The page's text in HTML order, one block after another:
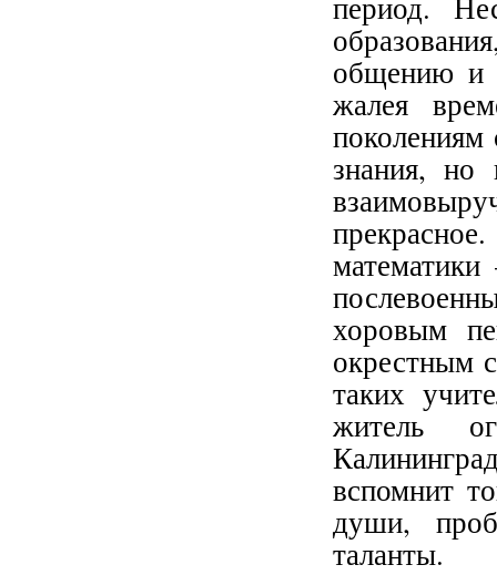
общению и
жалея
поколениям
знания, но
хоровым
окрестным
таких
житель
вспомнит
души,
таланты.